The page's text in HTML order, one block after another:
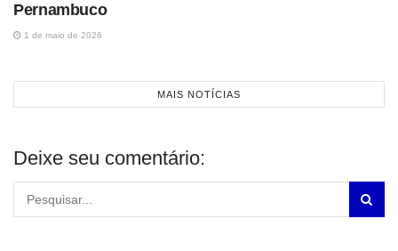
Pernambuco
1 de maio de 2026
MAIS NOTÍCIAS
Deixe seu comentário: